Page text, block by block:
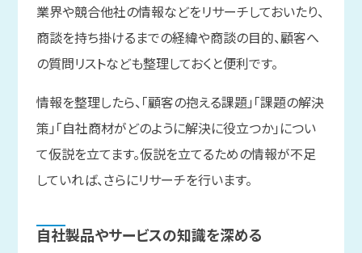
業界や競合他社の情報などをリサーチしておいたり、
商談を持ち掛けるまでの経緯や商談の目的、顧客へ
の質問リストなども整理しておくと便利です。
情報を整理したら、「顧客の抱える課題」「課題の解決
策」「自社商材がどのように解決に役立つか」につい
て仮説を立てます。仮説を立てるための情報が不足
していれば、さらにリサーチを行います。
自社製品やサービスの知識を深める